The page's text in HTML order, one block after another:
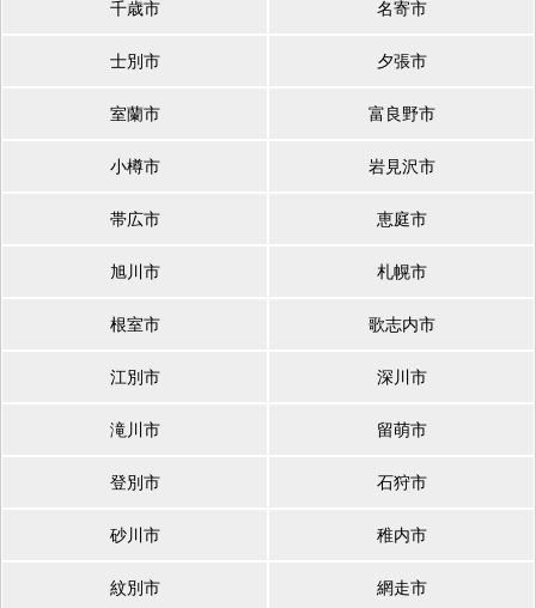
千歳市 名寄市
士別市 夕張市
室蘭市 富良野市
小樽市 岩見沢市
帯広市 恵庭市
旭川市 札幌市
根室市 歌志内市
江別市 深川市
滝川市 留萌市
登別市 石狩市
砂川市 稚内市
紋別市 網走市